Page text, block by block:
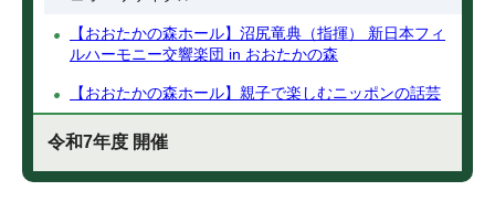
【おおたかの森ホール】沼尻竜典（指揮） 新日本フィ
ルハーモニー交響楽団 in おおたかの森
【おおたかの森ホール】親子で楽しむニッポンの話芸
令和7年度 開催